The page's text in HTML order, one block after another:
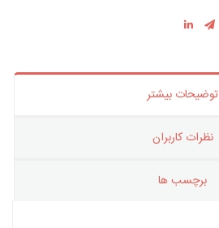
توضیحات بیشتر
نظرات کاربران
برچسب ها